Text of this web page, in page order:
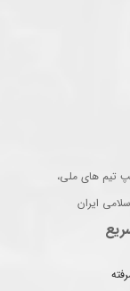
تیم های ملی،
ایران